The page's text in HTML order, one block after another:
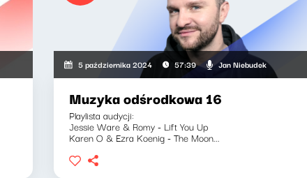
5 października 2024 57:39 Jan Niebudek
Muzyka odśrodkowa 16
Playlista audycji:
Jessie Ware & Romy - Lift You Up
Karen O & Ezra Koenig - The Moon...